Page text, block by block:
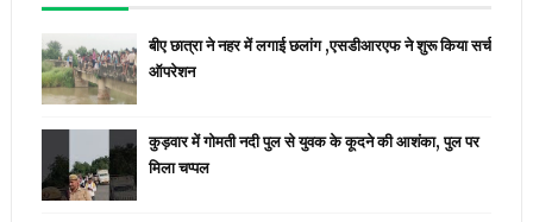
बीए छात्रा ने नहर में लगाई छलांग ,एसडीआरएफ ने शुरू किया सर्च
ऑपरेशन
कुड़वार में गोमती नदी पुल से युवक के कूदने की आशंका, पुल पर
मिला चप्पल